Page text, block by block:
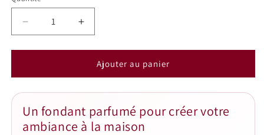
Réduire
la
quantité
Fondant
meringué
|
Augmenter
la
quantité
Fondant
meringué
|
Ajouter au panier
Un fondant parfumé pour créer votre
ambiance à la maison